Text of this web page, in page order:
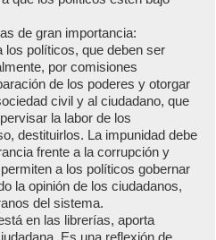
de gran importancia:
políticos, que deben ser
por comisiones
de los poderes y otorgar
civil y al ciudadano, que
la labor de los
destituirlos. La impunidad debe
frente a la corrupción y
a los políticos gobernar
la opinión de los ciudadanos,
del sistema.
en las librerías, aporta